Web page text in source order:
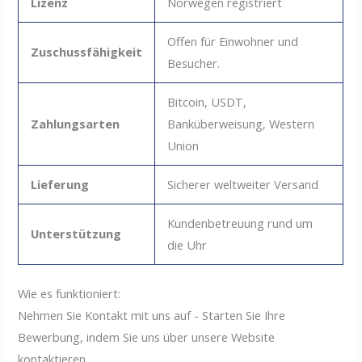
Zuschussfähigkeit
Offen für Einwohner und
Besucher.
Zahlungsarten
Bitcoin, USDT,
Banküberweisung, Western
Union
Lieferung Sicherer weltweiter Versand
Unterstützung
Kundenbetreuung rund um
die Uhr
Wie es funktioniert:
Nehmen Sie Kontakt mit uns auf - Starten Sie Ihre
Bewerbung, indem Sie uns über unsere Website
kontaktieren.